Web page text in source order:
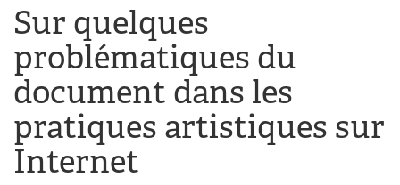
Sur quelques
problématiques du
document dans les
pratiques artistiques sur
Internet